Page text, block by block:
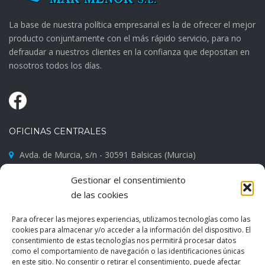
Gestionar el consentimiento
de las cookies
Para ofrecer las mejores experiencias, utilizamos tecnologías como las
cookies para almacenar y/o acceder a la información del dispositivo. El
consentimiento de estas tecnologías nos permitirá procesar datos
como el comportamiento de navegación o las identificaciones únicas
en este sitio. No consentir o retirar el consentimiento, puede afectar
La base de nuestra política empresarial es la de ofrecer el mejor
producto conjuntamente con el más rápido servicio, para no
defraudar a nuestros clientes en la confianza que depositan en
nosotros todos los días.
OFICINAS CENTRALES
Avda. de Murcia, s/n - 30591 Balsicas (Murcia)
info@hormigonesmarmenor.com